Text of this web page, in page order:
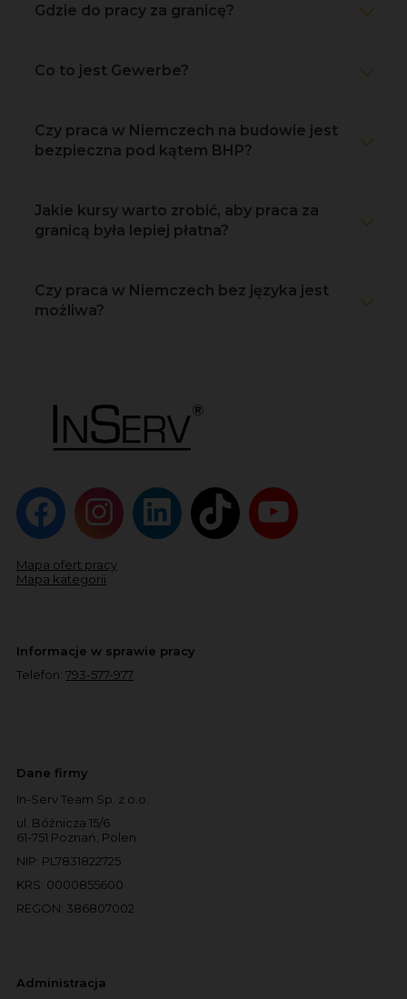
Gdzie do pracy za granicę?
Co to jest Gewerbe?
Czy praca w Niemczech na budowie jest
bezpieczna pod kątem BHP?
Jakie kursy warto zrobić, aby praca za
granicą była lepiej płatna?
Czy praca w Niemczech bez języka jest
możliwa?
Mapa ofert pracy
Mapa kategorii
Informacje w sprawie pracy
Telefon: 793-577-977
Dane firmy
In-Serv Team Sp. z o.o.
ul. Bóżnicza 15/6
61-751 Poznań, Polen
NIP: PL7831822725
KRS: 0000855600
REGON: 386807002
Administracja